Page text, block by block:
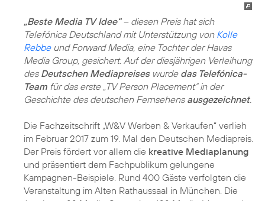
„Beste Media TV Idee“– diesen Preis hat sich
Telefónica Deutschland mit Unterstützung von Kolle
Rebbeund Forward Media, eine Tochter der Havas
Media Group, gesichert. Auf der diesjährigen Verleihung
des Deutschen Mediapreiseswurde das Telefónica-
Team für das erste „TV Person Placement“ in der
Geschichte des deutschen Fernsehens ausgezeichnet.
Die Fachzeitschrift „W&V Werben & Verkaufen“ verlieh
im Februar 2017 zum 19. Mal den Deutschen Mediapreis.
Der Preis fördert vor allem die kreative Mediaplanung
und präsentiert dem Fachpublikum gelungene
Kampagnen-Beispiele. Rund 400 Gäste verfolgten die
Veranstaltung im Alten Rathaussaal in München. Die